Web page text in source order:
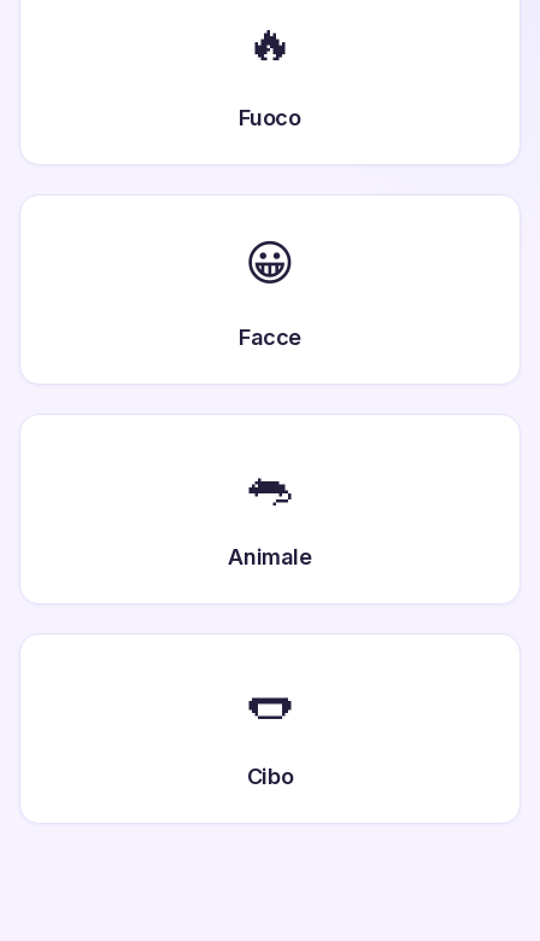
🔥
Fuoco
😀
Facce
🐀
Animale
🌭
Cibo